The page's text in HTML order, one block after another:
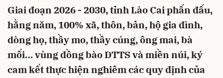
Giai đoạn 2026 - 2030, tỉnh Lào Cai phấn đấu,
hằng năm, 100% xã, thôn, bản, hộ gia đình,
dòng họ, thầy mo, thầy cúng, ông mai, bà
mối… vùng đồng bào DTTS và miền núi, ký
cam kết thực hiện nghiêm các quy định của